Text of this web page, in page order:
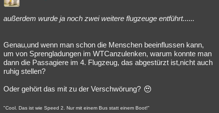
außerdem wurde ja noch zwei weitere flugzeuge entführt......
Genau,und wenn man schon die Menschen beeinflussen kann,
um von Sprengladungen im WTCanzulenken, warum konnte man
dann die Passagiere im 4. Flugzeug, das abgestürzt ist,nicht auch
ruhig stellen?
Oder gehört das mit zu der Verschwörung?
"Cool. Das ist wie Speed 2. Nur mit einem Bus statt einem Boot!"